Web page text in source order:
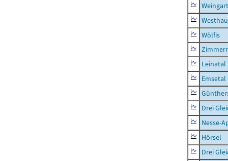
Wölfis
Leinatal
Emsetal
Drei
Nesse-
Hörsel
Drei